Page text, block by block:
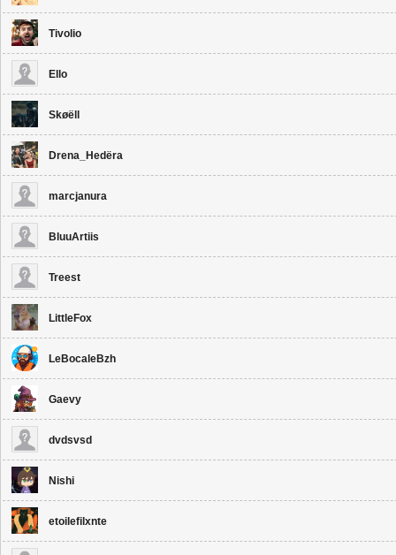
Tivolio
Ello
Skøëll
Drena_Hedëra
marcjanura
BluuArtiis
Treest
LittleFox
LeBocaleBzh
Gaevy
dvdsvsd
Nishi
etoilefilxnte